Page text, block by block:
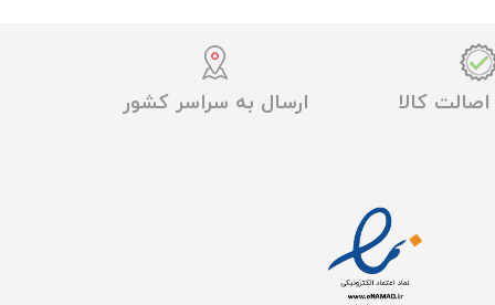
کالا ارسال به سراسر کشور